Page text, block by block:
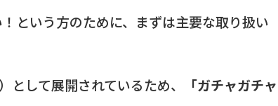
という方のために、まずは主要な取り扱い
して展開されているため、
「ガチャガチャ